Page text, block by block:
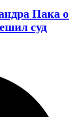
Пака о
суд